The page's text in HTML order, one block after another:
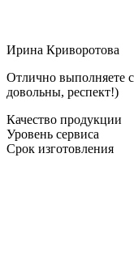
Ирина Криворотова
Отлично выполняете
довольны, респект!)
Качество продукции
Уровень сервиса
Срок изготовления